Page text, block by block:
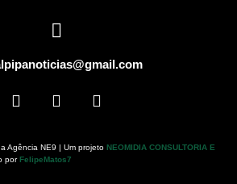
Agência NE9 | Um projeto NEOMIDIA CONSULTORIA E
por FelipeMatos7